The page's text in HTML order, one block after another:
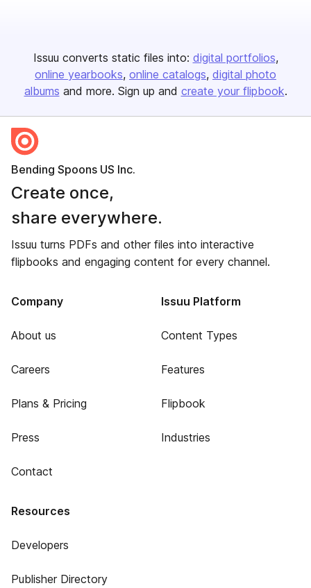
Issuu converts static files into: digital portfolios
online yearbooks online catalogs digital photo
albums and more. Sign up and create your flipbook.
Bending Spoons US Inc.
Create once,
share everywhere.
Issuu turns PDFs and other files into interactive
flipbooks and engaging content for every channel.
Company
About us
Careers
Plans & Pricing
Press
Contact
Issuu Platform
Content Types
Features
Flipbook
Industries
Resources
Developers
Publisher Directory